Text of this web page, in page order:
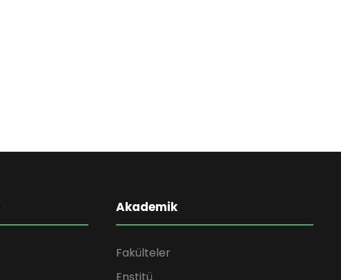
Akademik
Fakülteler
Enstitü